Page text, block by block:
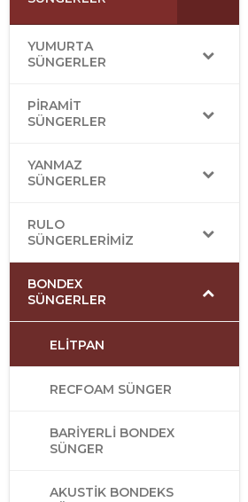
YUMURTA
SÜNGERLER
PIRAMIT
SÜNGERLER
YANMAZ
SÜNGERLER
RULO
SÜNGERLERIMIZ
BONDEX
SÜNGERLER
ELITPAN
RECFOAM SÜNGER
BARIYERLI BONDEX
SÜNGER
AKUSTIK BONDEKS